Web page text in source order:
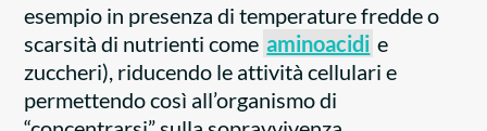
esempio in presenza di temperature fredde o
scarsità di nutrienti come aminoacidi e
zuccheri), riducendo le attività cellulari e
permettendo così all’organismo di